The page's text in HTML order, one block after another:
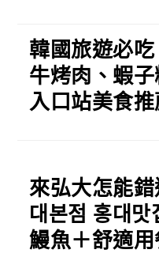
韓國旅遊必
牛烤肉、蝦
入口站美食推
來弘大怎能錯
대본점 홍대
鰻魚＋舒適